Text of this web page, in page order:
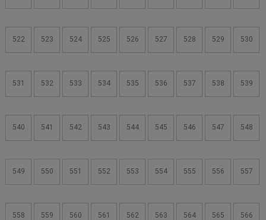
522 523 524 525 526 527 528 529 530
531 532 533 534 535 536 537 538 539
540 541 542 543 544 545 546 547 548
549 550 551 552 553 554 555 556 557
558 559 560 561 562 563 564 565 566